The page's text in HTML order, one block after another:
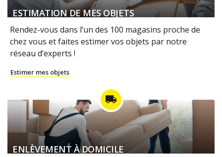
ESTIMATION DE MES OBJETS
Rendez-vous dans l’un des 100 magasins proche de
chez vous et faites estimer vos objets par notre
réseau d’experts !
Estimer mes objets
local_shipping
ENLÈVEMENT À DOMICILE